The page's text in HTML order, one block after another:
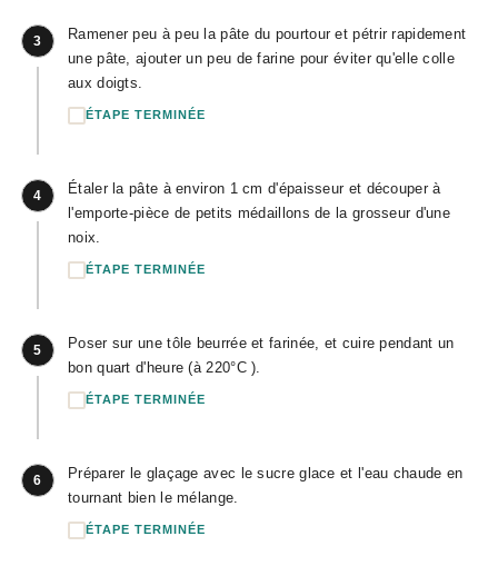
3
Ramener peu à peu la pâte du pourtour et pétrir rapidement
une pâte, ajouter un peu de farine pour éviter qu'elle colle
aux doigts.
ÉTAPE TERMINÉE
4
Étaler la pâte à environ 1 cm d'épaisseur et découper à
l'emporte-pièce de petits médaillons de la grosseur d'une
noix.
ÉTAPE TERMINÉE
5
Poser sur une tôle beurrée et farinée, et cuire pendant un
bon quart d'heure (à 220°C ).
ÉTAPE TERMINÉE
6
Préparer le glaçage avec le sucre glace et l'eau chaude en
tournant bien le mélange.
ÉTAPE TERMINÉE